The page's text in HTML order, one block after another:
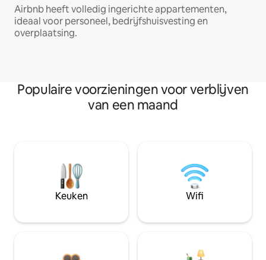
Airbnb heeft volledig ingerichte appartementen,
ideaal voor personeel, bedrijfshuisvesting en
overplaatsing.
Populaire voorzieningen voor verblijven
van een maand
Keuken Wifi